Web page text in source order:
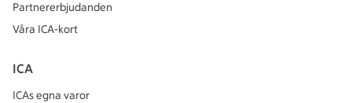
Partnererbjudanden
Våra ICA-kort
ICA
ICAs egna varor